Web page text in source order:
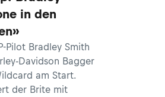
in den
Pilot Bradley Smith
Davidson Bagger
am Start.
der Brite mit